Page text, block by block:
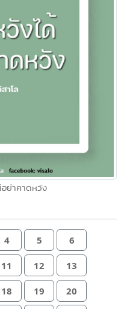
ย่าคาดหวัง
4 5 6
11 12 13
18 19 20